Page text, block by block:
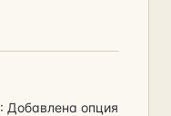
: Добавлена опция